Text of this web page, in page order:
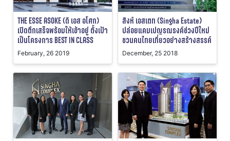
THE ESSE ASOKE (ดิ เอส อโศก)
เปิดตึกเสร็จพร้อมให้เข้าอยู่ ตั้งเป้า
เป็นโครงการ BEST IN CLASS
February, 26 2019
สิงห์ เอสเตท (Singha Estate)
ปล่อยแคมเปญรณรงค์ช่วงปีใหม่
ชวนคนไทยเที่ยวอย่างสร้างสรรค์
December, 25 2018